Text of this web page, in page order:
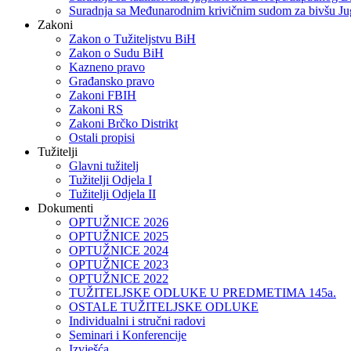
Suradnja sa Međunarodnim krivičnim sudom za bivšu
Zakoni
Zakon o Тužiteljstvu BiH
Zakon o Sudu BiH
Kazneno pravo
Građansko pravo
Zakoni FBIH
Zakoni RS
Zakoni Brčko Distrikt
Ostali propisi
Tužitelji
Glavni tužitelj
Tužitelji Odjela I
Tužitelji Odjela II
Dokumenti
OPTUŽNICE 2026
OPTUŽNICE 2025
OPTUŽNICE 2024
OPTUŽNICE 2023
OPTUŽNICE 2022
TUŽITELJSKE ODLUKE U PREDMETIMA 145a.
OSTALE TUŽITELJSKE ODLUKE
Individualni i stručni radovi
Seminari i Konferencije